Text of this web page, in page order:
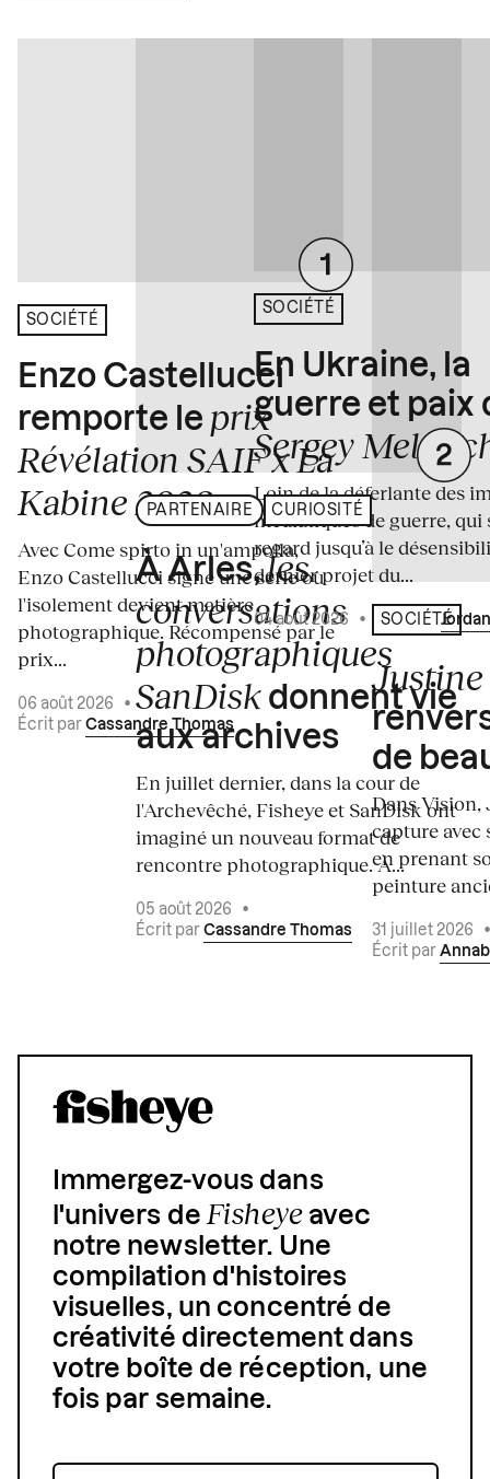
SOCIÉTÉ
Enzo Castellucci
remporte le prix
Révélation SAIF x La
Kabine 2026
Avec Come spirto in un'ampolla,
Enzo Castellucci signe une série où
l'isolement devient matière
photographique. Récompensé par le
prix...
06 août 2026
•
Écrit par Cassandre Thomas
PARTENAIRE CURIOSITÉ
À Arles,les
conversations
photographiques
SanDisk donnent vie
aux archives
En juillet dernier, dans la cour de
l'Archevêché, Fisheye et SanDisk ont
imaginé un nouveau format de
rencontre photographique. À...
05 août 2026
•
Écrit par Cassandre Thomas
SOCIÉTÉ
En Ukraine, la
guerre et paix
Sergey
Loin de la déferlante des
médiatiques de guerre, qui
regard jusqu’à le
dernier projet du...
04 août 2026 • Écrit par
SOCIÉTÉ
de
Dans
capture avec
en prenant
peinture
31 juillet 2026
Écrit par
Immergez-vous dans
l'univers de Fisheyeavec
notre newsletter. Une
compilation d'histoires
visuelles, un concentré de
créativité directement dans
votre boîte de réception, une
fois par semaine.